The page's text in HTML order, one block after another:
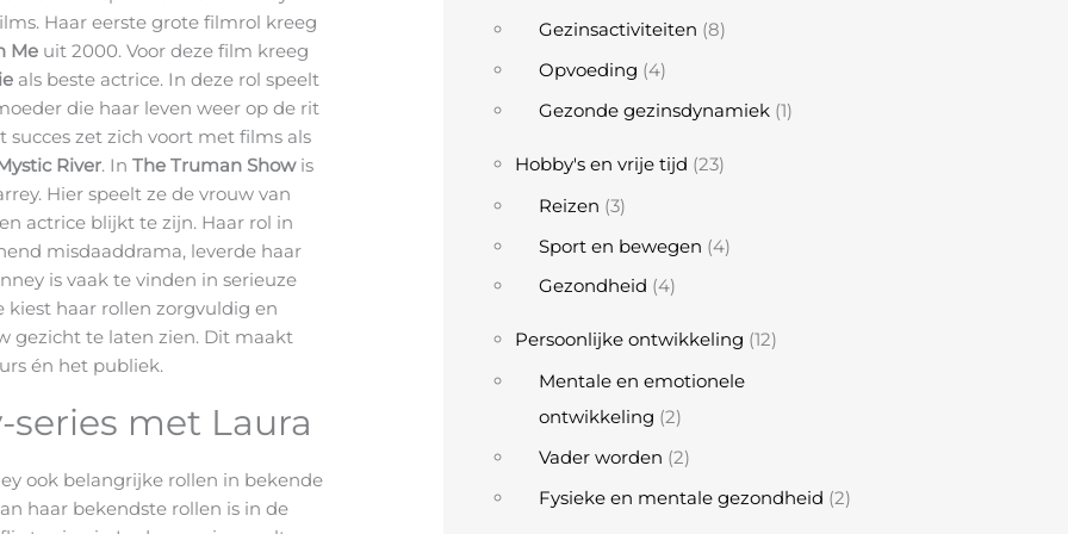
Haar eerste grote filmrol kreeg
Me uit 2000. Voor deze film kreeg
als beste actrice. In deze rol speelt
die haar leven weer op de rit
succes zet zich voort met films als
River. InThe Truman Showis
Hier speelt ze de vrouw van
actrice blijkt te zijn. Haar rol in
misdaaddrama, leverde haar
is vaak te vinden in serieuze
kiest haar rollen zorgvuldig en
gezicht te laten zien. Dit maakt
én het publiek.
met Laura
ook belangrijke rollen in bekende
haar bekendste rollen is in de
Gezinsactiviteiten (8)
Opvoeding (4)
Gezonde gezinsdynamiek(1)
Hobby's en vrije tijd (23)
Reizen (3)
Sport en bewegen (4)
Gezondheid (4)
Persoonlijke ontwikkeling (12)
Mentale en emotionele
ontwikkeling (2)
Vader worden (2)
Fysieke en mentale gezondheid (2)